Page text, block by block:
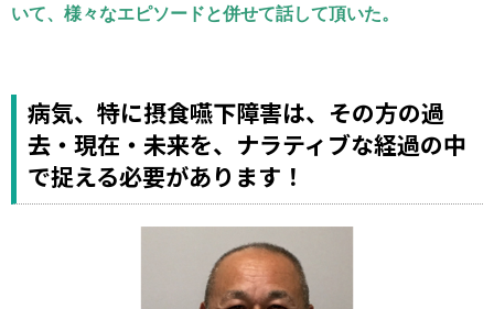
いて、様々なエピソードと併せて話して頂いた。
病気、特に摂食嚥下障害は、その方の過
去・現在・未来を、ナラティブな経過の中
で捉える必要があります！